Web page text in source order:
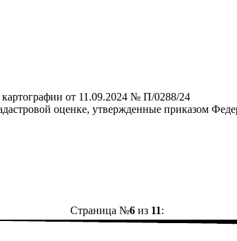
от 11.09.2024 № П/0288/24
оценке, утвержденные приказом
Страница №6 из 11: